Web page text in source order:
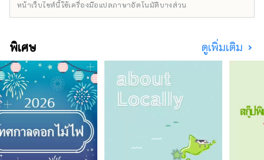
หน้าเว็บไซต์นี้ใช้เครื่องมือแปลภาษาอัตโนมัติบางส่วน
พิเศษ ดูเพิ่มเติม